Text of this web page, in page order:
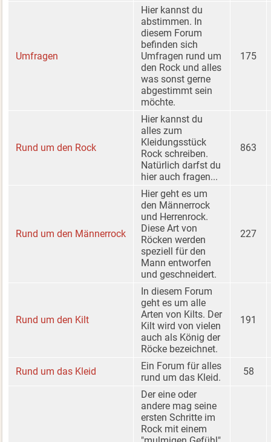
Umfragen
Hier kannst du
abstimmen. In
diesem Forum
befinden sich
Umfragen rund um
den Rock und alles
was sonst gerne
abgestimmt sein
möchte.
175
Rund um den Rock
Hier kannst du
alles zum
Kleidungsstück
Rock schreiben.
Natürlich darfst du
hier auch fragen...
863
Rund um den Männerrock
Hier geht es um
den Männerrock
und Herrenrock.
Diese Art von
Röcken werden
speziell für den
Mann entworfen
und geschneidert.
227
Rund um den Kilt
In diesem Forum
geht es um alle
Arten von Kilts. Der
Kilt wird von vielen
auch als König der
Röcke bezeichnet.
191
Rund um das Kleid
Ein Forum für alles
rund um das Kleid.
58
Der eine oder
andere mag seine
ersten Schritte im
Rock mit einem